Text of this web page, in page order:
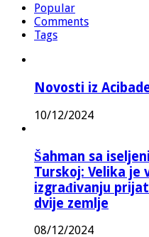
Popular
Comments
Tags
Novosti iz
10/12/2024
Šahman sa
Turskoj: Velika je
izgrađivanju
dvije zemlje
08/12/2024